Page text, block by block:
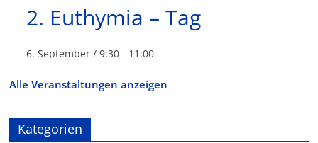
2. Euthymia – Tag
6. September / 9:30 - 11:00
Alle Veranstaltungen anzeigen
Kategorien